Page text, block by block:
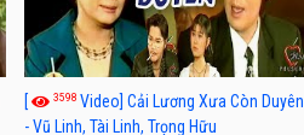
[ 3598 Video] Cải Lương Xưa Còn Duyên
- Vũ Linh, Tài Linh, Trọng Hữu